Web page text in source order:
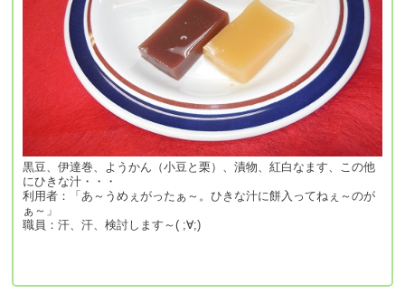
黒豆、伊達巻、ようかん（小豆と栗）、漬物、紅白なます、この他
にひきな汁・・・
利用者：「あ～うめぇがったぁ～。ひきな汁に餅入ってねぇ～のが
ぁ～」
職員：汗、汗、検討します～( ;∀;)